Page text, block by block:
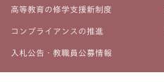
高等教育の修学支援新制度
コンプライアンスの推進
入札公告・教職員公募情報